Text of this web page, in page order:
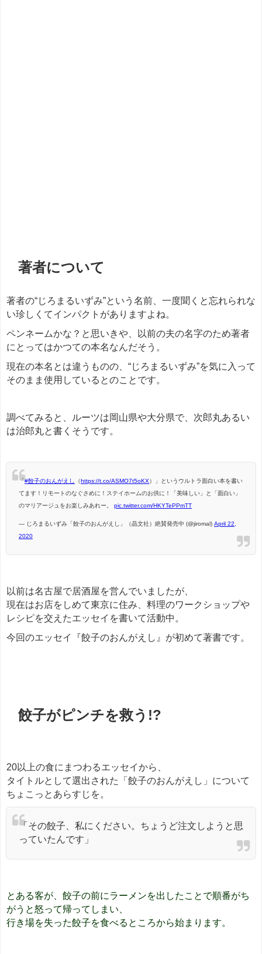
著者について
著者の“じろまるいずみ”という名前、一度聞くと忘れられな
い珍しくてインパクトがありますよね。
ペンネームかな？と思いきや、以前の夫の名字のため著者
にとってはかつての本名なんだそう。
現在の本名とは違うものの、“じろまるいずみ”を気に入って
そのまま使用しているとのことです。
調べてみると、ルーツは岡山県や大分県で、次郎丸あるい
は治郎丸と書くそうです。
「#餃子のおんがえし （https://t.co/ASMO7t5oKX ）」というウルトラ面白い本を書い
てます！リモートのなぐさめに！ステイホームのお供に！「美味しい」と「面白い」
のマリアージュをお楽しみあれー。 pic.twitter.com/HKYTePPmTT
— じろまるいずみ「餃子のおんがえし」（晶文社）絶賛発売中 (@jiromal) April 22,
2020
以前は名古屋で居酒屋を営んでいましたが、
現在はお店をしめて東京に住み、料理のワークショップや
レシピを交えたエッセイを書いて活動中。
今回のエッセイ『餃子のおんがえし』が初めて著書です。
餃子がピンチを救う!?
20以上の食にまつわるエッセイから、
タイトルとして選出された「餃子のおんがえし」について
ちょこっとあらすじを。
「その餃子、私にください。ちょうど注文しようと思
っていたんです」
とある客が、餃子の前にラーメンを出したことで順番がち
がうと怒って帰ってしまい、
行き場を失った餃子を食べるところから始まります。